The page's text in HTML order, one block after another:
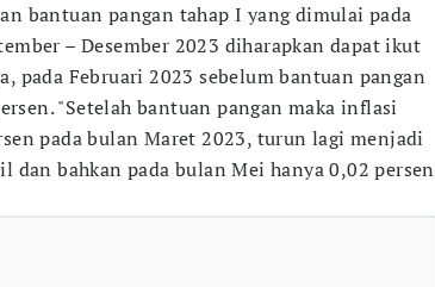
bantuan pangan tahap I yang dimulai pada
– Desember 2023 diharapkan dapat ikut
pada Februari 2023 sebelum bantuan pangan
"Setelah bantuan pangan maka inflasi
pada bulan Maret 2023, turun lagi menjadi
dan bahkan pada bulan Mei hanya 0,02 persen